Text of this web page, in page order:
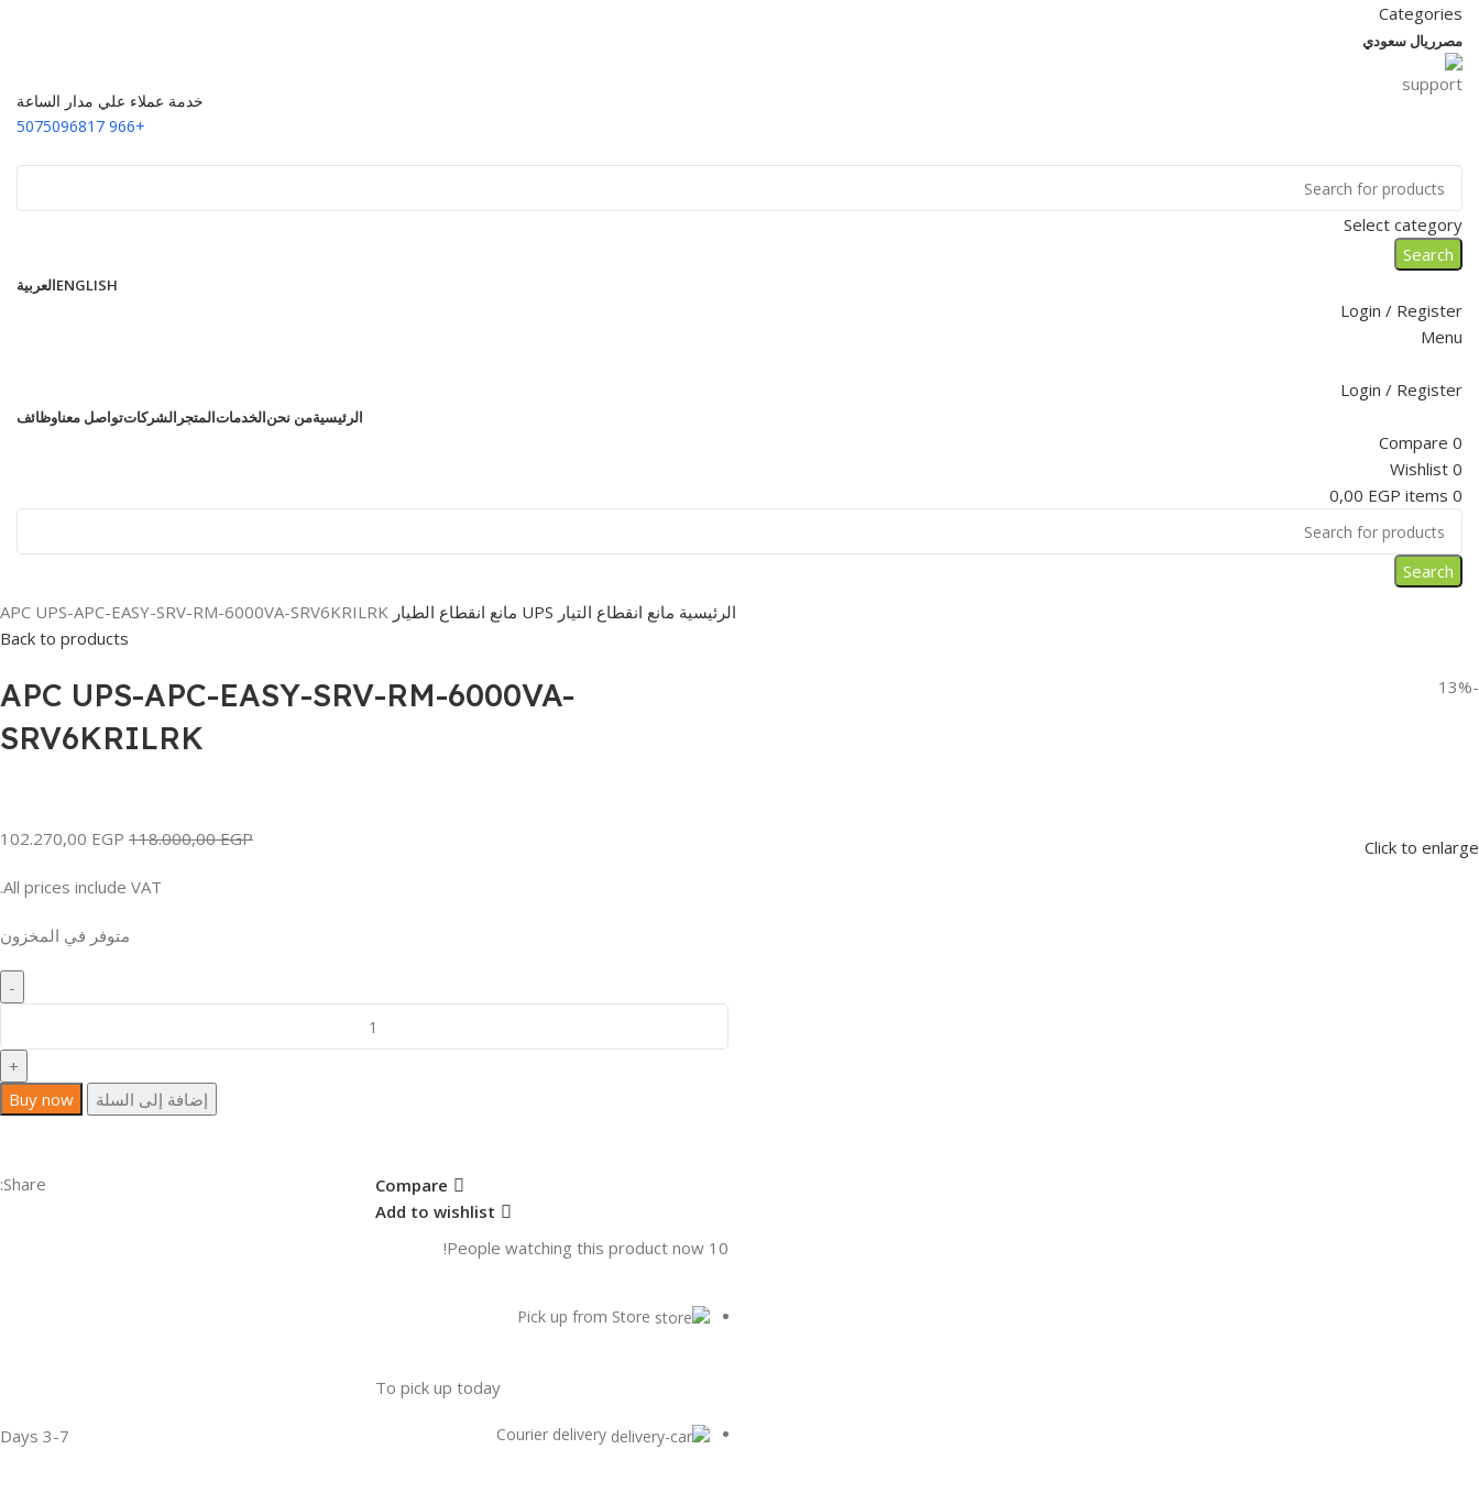
Categories
مصر ريال سعودي
خدمة عملاء علي مدار الساعة
+966 5075096817
Select category
Search
ENGLISHالعربية
Login / Register
Menu
Login / Register
الرئيسيةمن نحنالخدماتالمتجر الشركاتتواصل معناوظائف
0
Compare
0
Wishlist
0
items
0,00 EGP
Search
الرئيسية مانع انقطاع التيار UPS مانع انقطاع الطيار APC UPS-APC-EASY-SRV-RM-6000VA-SRV6KRILRK
Back to products
-13%
Click to enlarge
APC UPS-APC-EASY-SRV-RM-6000VA-
SRV6KRILRK
118.000,00EGP
102.270,00 EGP
All prices include VAT.
متوفر في المخزون
إضافة إلى السلة Buy now
Compare
Add to wishlist
Share:
10
People watching this product now!
Pick up from Store
To pick up today
Courier delivery
3-7 Days